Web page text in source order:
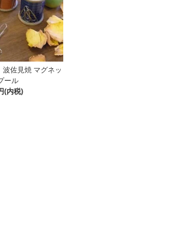
佐見焼 マグネッ
ール
(内税)